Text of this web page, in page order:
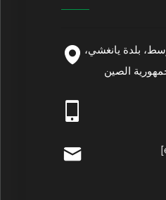
بلدة يانغشي،
215600 جمهورية الصين